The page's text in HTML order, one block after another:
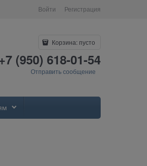
Войти Регистрация
Корзина: пусто
(950) 618-01-54
Отправить сообщение